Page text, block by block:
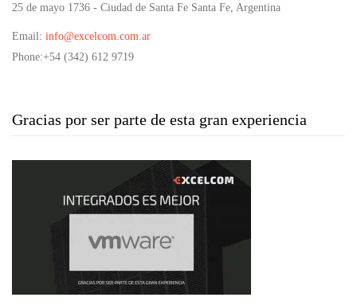
25 de mayo 1736 - Ciudad de Santa Fe Santa Fe, Argentina
Email : info@excelcom.com.ar
Phone:+54 (342) 612 9719
Gracias por ser parte de esta gran experiencia